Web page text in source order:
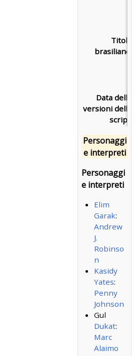
Titolo
brasiliano:
Data delle
versioni dello
script:
Personaggi
e interpreti
Personaggi
e interpreti
Elim
Garak:
Andrew
J.
Robinso
n
Kasidy
Yates:
Penny
Johnson
Gul
Dukat:
Marc
Alaimo